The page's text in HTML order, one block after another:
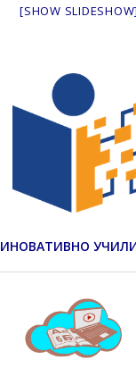
[SHOW SLIDESHOW]
ИНОВАТИВНО